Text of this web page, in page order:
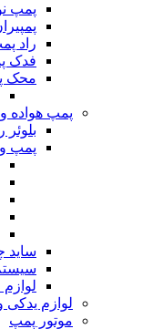
پمپ
راد
فدک
محک
پمپ هواده
پمپ
ساید
لوازم
لوازم یدکی
موتور پمپ